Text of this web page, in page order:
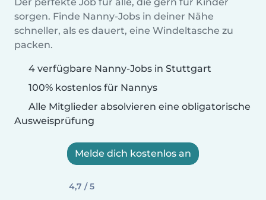
sorgen. Finde Nanny-Jobs in deiner Nähe
schneller, als es dauert, eine Windeltasche zu
packen.
4 verfügbare Nanny-Jobs in Stuttgart
100% kostenlos für Nannys
Alle Mitglieder absolvieren eine obligatorische
Ausweisprüfung
Melde dich kostenlos an
4,7 / 5